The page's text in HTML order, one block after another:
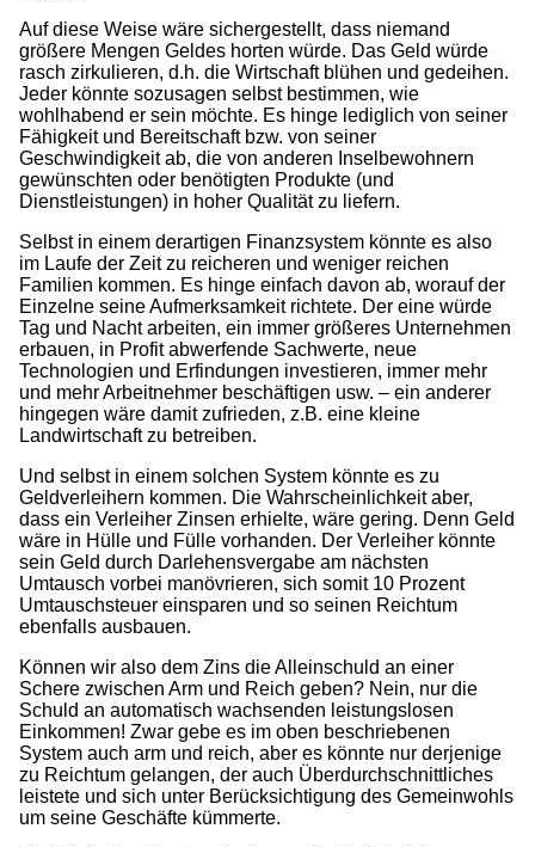
Auf diese Weise wäre sichergestellt, dass niemand
größere Mengen Geldes horten würde. Das Geld würde
rasch zirkulieren, d.h. die Wirtschaft blühen und gedeihen.
Jeder könnte sozusagen selbst bestimmen, wie
wohlhabend er sein möchte. Es hinge lediglich von seiner
Fähigkeit und Bereitschaft bzw. von seiner
Geschwindigkeit ab, die von anderen Inselbewohnern
gewünschten oder benötigten Produkte (und
Dienstleistungen) in hoher Qualität zu liefern.
Selbst in einem derartigen Finanzsystem könnte es also
im Laufe der Zeit zu reicheren und weniger reichen
Familien kommen. Es hinge einfach davon ab, worauf der
Einzelne seine Aufmerksamkeit richtete. Der eine würde
Tag und Nacht arbeiten, ein immer größeres Unternehmen
erbauen, in Profit abwerfende Sachwerte, neue
Technologien und Erfindungen investieren, immer mehr
und mehr Arbeitnehmer beschäftigen usw. – ein anderer
hingegen wäre damit zufrieden, z.B. eine kleine
Landwirtschaft zu betreiben.
Und selbst in einem solchen System könnte es zu
Geldverleihern kommen. Die Wahrscheinlichkeit aber,
dass ein Verleiher Zinsen erhielte, wäre gering. Denn Geld
wäre in Hülle und Fülle vorhanden. Der Verleiher könnte
sein Geld durch Darlehensvergabe am nächsten
Umtausch vorbei manövrieren, sich somit 10 Prozent
Umtauschsteuer einsparen und so seinen Reichtum
ebenfalls ausbauen.
Können wir also dem Zins die Alleinschuld an einer
Schere zwischen Arm und Reich geben? Nein, nur die
Schuld an automatisch wachsenden leistungslosen
Einkommen! Zwar gebe es im oben beschriebenen
System auch arm und reich, aber es könnte nur derjenige
zu Reichtum gelangen, der auch Überdurchschnittliches
leistete und sich unter Berücksichtigung des Gemeinwohls
um seine Geschäfte kümmerte.